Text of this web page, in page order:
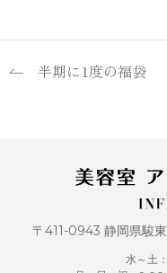
半期に1度の福袋
〒411-0943 静岡県駿
水～土